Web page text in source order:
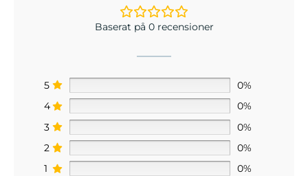
Baserat på 0 recensioner
5
0%
4
0%
3
0%
2
0%
1
0%